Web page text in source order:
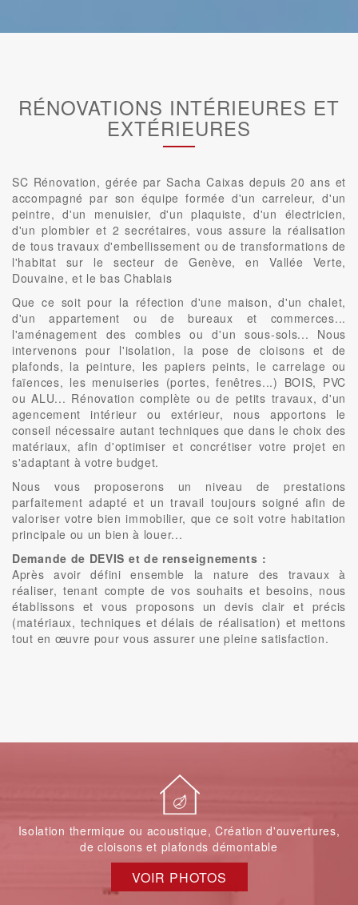
RÉNOVATIONS INTÉRIEURES ET
EXTÉRIEURES
SC Rénovation, gérée par Sacha Caixas depuis 20 ans et
accompagné par son équipe formée d'un carreleur, d'un
peintre, d'un menuisier, d'un plaquiste, d'un électricien,
d'un plombier et 2 secrétaires, vous assure la réalisation
de tous travaux d'embellissement ou de transformations de
l'habitat sur le secteur de Genève, en Vallée Verte,
Douvaine, et le bas Chablais
Que ce soit pour la réfection d'une maison, d'un chalet,
d'un appartement ou de bureaux et commerces...
l'aménagement des combles ou d'un sous-sols... Nous
intervenons pour l'isolation, la pose de cloisons et de
plafonds, la peinture, les papiers peints, le carrelage ou
faïences, les menuiseries (portes, fenêtres...) BOIS, PVC
ou ALU... Rénovation complète ou de petits travaux, d'un
agencement intérieur ou extérieur, nous apportons le
conseil nécessaire autant techniques que dans le choix des
matériaux, afin d'optimiser et concrétiser votre projet en
s'adaptant à votre budget.
Nous vous proposerons un niveau de prestations
parfaitement adapté et un travail toujours soigné afin de
valoriser votre bien immobilier, que ce soit votre habitation
principale ou un bien à louer...
Demande de DEVIS et de renseignements :
Après avoir défini ensemble la nature des travaux à
réaliser, tenant compte de vos souhaits et besoins, nous
établissons et vous proposons un devis clair et précis
(matériaux, techniques et délais de réalisation) et mettons
tout en œuvre pour vous assurer une pleine satisfaction.
Isolation thermique ou acoustique, Création d'ouvertures,
de cloisons et plafonds démontable
VOIR PHOTOS